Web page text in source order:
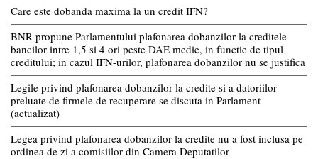
Care este dobanda maxima la un credit IFN?
BNR propune Parlamentului plafonarea dobanzilor la creditele
bancilor intre 1,5 si 4 ori peste DAE medie, in functie de tipul
creditului; in cazul IFN-urilor, plafonarea dobanzilor nu se justifica
Legile privind plafonarea dobanzilor la credite si a datoriilor
preluate de firmele de recuperare se discuta in Parlament
(actualizat)
Legea privind plafonarea dobanzilor la credite nu a fost inclusa pe
ordinea de zi a comisiilor din Camera Deputatilor